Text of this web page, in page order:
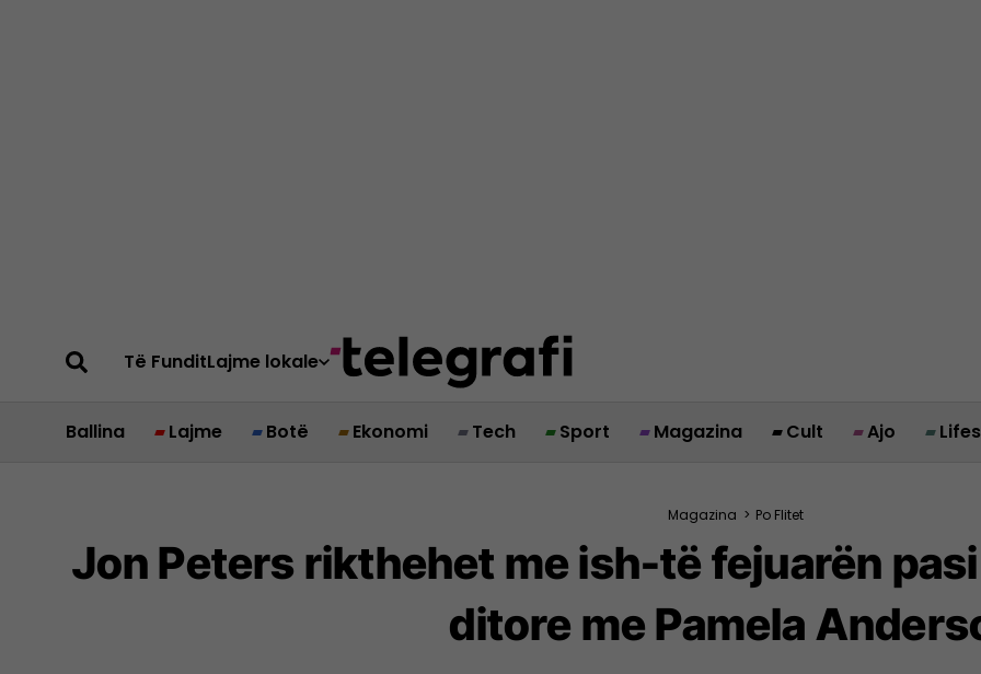
Të FunditLajme lokale
Ballina Lajme Botë Ekonomi Tech Sport Magazina Cult Ajo
Magazina > Po Flitet
Jon Peters rikthehet me ish-të fejuarën
ditore me Pamela